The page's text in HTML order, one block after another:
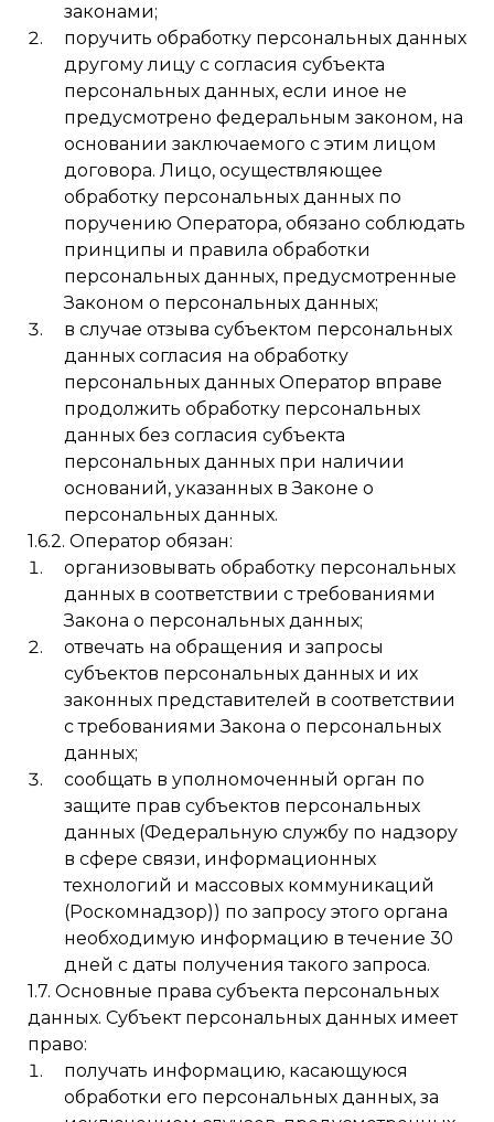
законами;
поручить обработку персональных данных
другому лицу с согласия субъекта
персональных данных, если иное не
предусмотрено федеральным законом, на
основании заключаемого с этим лицом
договора. Лицо, осуществляющее
обработку персональных данных по
поручению Оператора, обязано соблюдать
принципы и правила обработки
персональных данных, предусмотренные
Законом о персональных данных;
в случае отзыва субъектом персональных
данных согласия на обработку
персональных данных Оператор вправе
продолжить обработку персональных
данных без согласия субъекта
персональных данных при наличии
оснований, указанных в Законе о
персональных данных.
1.6.2. Оператор обязан:
организовывать обработку персональных
данных в соответствии с требованиями
Закона о персональных данных;
отвечать на обращения и запросы
субъектов персональных данных и их
законных представителей в соответствии
с требованиями Закона о персональных
данных;
сообщать в уполномоченный орган по
защите прав субъектов персональных
данных (Федеральную службу по надзору
в сфере связи, информационных
технологий и массовых коммуникаций
(Роскомнадзор)) по запросу этого органа
необходимую информацию в течение 30
дней с даты получения такого запроса.
1.7. Основные права субъекта персональных
данных. Субъект персональных данных имеет
право:
получать информацию, касающуюся
обработки его персональных данных, за